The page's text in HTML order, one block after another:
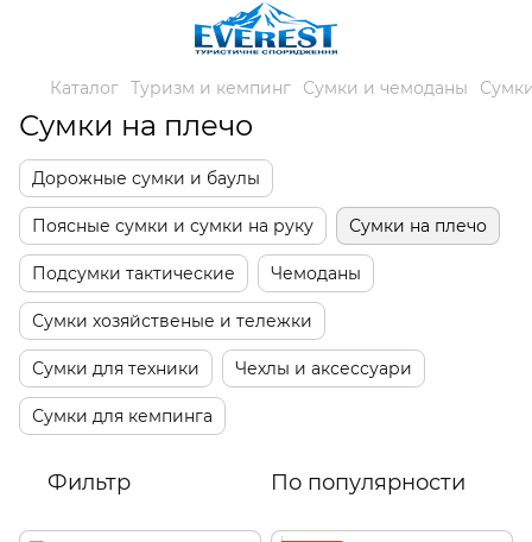
Каталог Туризм и кемпинг Сумки и чемоданы
Сумки на плечо
Дорожные сумки и баулы
Поясные сумки и сумки на руку Сумки на плечо
Подсумки тактические Чемоданы
Сумки хозяйственые и тележки
Сумки для техники Чехлы и аксессуари
Сумки для кемпинга
Фильтр По популярности